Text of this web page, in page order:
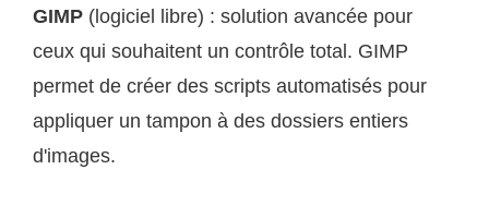
GIMP (logiciel libre) : solution avancée pour
ceux qui souhaitent un contrôle total. GIMP
permet de créer des scripts automatisés pour
appliquer un tampon à des dossiers entiers
d'images.